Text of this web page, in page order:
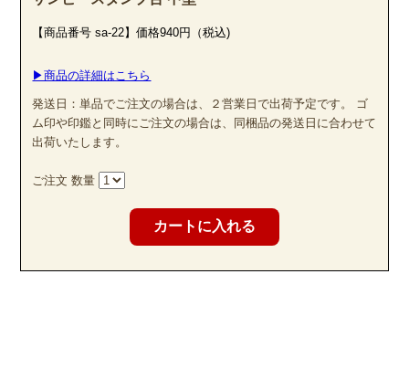
【商品番号 sa-22】価格940円（税込)
▶商品の詳細はこちら
発送日：単品でご注文の場合は、２営業日で出荷予定です。 ゴ
ム印や印鑑と同時にご注文の場合は、同梱品の発送日に合わせて
出荷いたします。
ご注文 数量